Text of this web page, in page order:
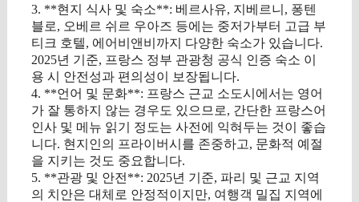
3. **현지 식사 및 숙소**: 베르사유, 지베르니, 퐁텐
블로, 오베르 쉬르 우아즈 등에는 중저가부터 고급 부
티크 호텔, 에어비앤비까지 다양한 숙소가 있습니다.
2025년 기준, 프랑스 정부 관광청 공식 인증 숙소 이
용 시 안전성과 편의성이 보장됩니다.
4. **언어 및 문화**: 프랑스 근교 소도시에서는 영어
가 잘 통하지 않는 경우도 있으므로, 간단한 프랑스어
인사 및 메뉴 읽기 정도는 사전에 익혀두는 것이 좋습
니다. 현지인의 프라이버시를 존중하고, 문화적 예절
을 지키는 것도 중요합니다.
5. **관광 및 안전**: 2025년 기준, 파리 및 근교 지역
의 치안은 대체로 안정적이지만, 여행객 밀집 지역에